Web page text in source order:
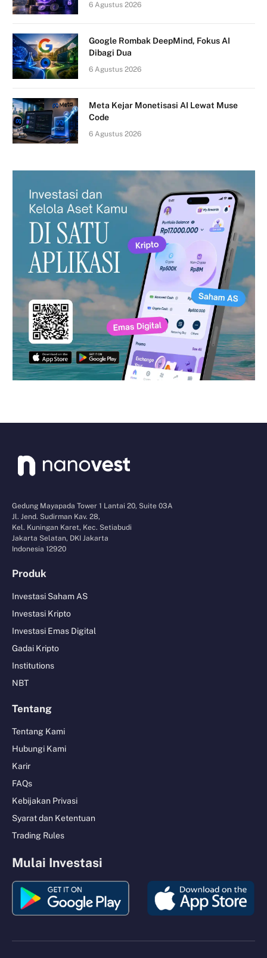
6 Agustus 2026
Google Rombak DeepMind, Fokus AI
Dibagi Dua
6 Agustus 2026
Meta Kejar Monetisasi AI Lewat Muse
Code
6 Agustus 2026
Gedung Mayapada Tower 1 Lantai 20, Suite 03A
Jl. Jend. Sudirman Kav. 28,
Kel. Kuningan Karet, Kec. Setiabudi
Jakarta Selatan, DKI Jakarta
Indonesia 12920
Produk
Investasi Saham AS
Investasi Kripto
Investasi Emas Digital
Gadai Kripto
Institutions
NBT
Tentang
Tentang Kami
Hubungi Kami
Karir
FAQs
Kebijakan Privasi
Syarat dan Ketentuan
Trading Rules
Mulai Investasi